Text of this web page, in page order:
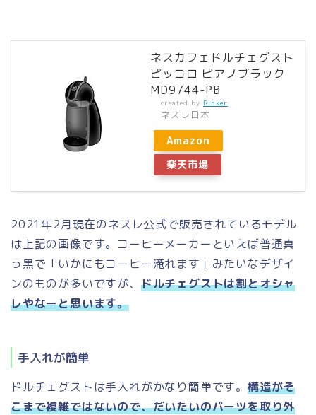
ネスカフェドルチェグスト
ピッコロ ピアノブラック
MD9744-PB
created by Rinker
ネスレ日本
Amazon
楽天市場
2021年2月現在のネスレ公式で販売されているモデル
は上記の画像です。コーヒーメーカーといえば普通真
っ黒で「いかにもコーヒー淹れます」みたいなデザイ
ンのものが多いですが、 ドルチェグストは割とオシャ
レやなーと思います。
手入れが簡単
ドルチェグストは手入れがかなり簡単です。 構造がそ
こまで複雑ではないので、だいたいのパーツを取り外